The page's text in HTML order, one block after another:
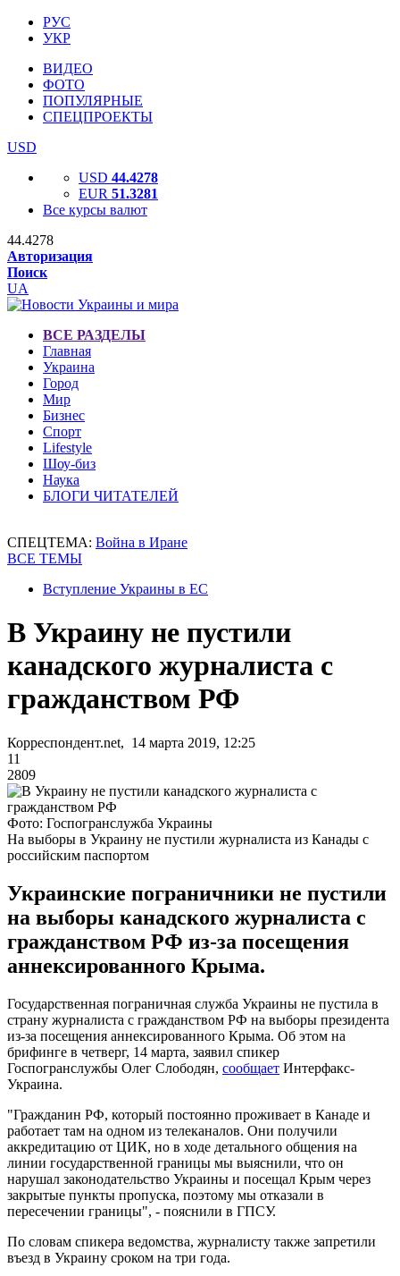
РУС
УКР
ВИДЕО
ФОТО
ПОПУЛЯРНЫЕ
СПЕЦПРОЕКТЫ
USD
USD 44.4278
EUR 51.3281
Все курсы валют
44.4278
Авторизация
Поиск
UA
ВСЕ РАЗДЕЛЫ
Главная
Украина
Город
Мир
Бизнес
Спорт
Lifestyle
Шоу-биз
Наука
БЛОГИ ЧИТАТЕЛЕЙ
СПЕЦТЕМА: Война в Иране
ВСЕ ТЕМЫ
Вступление Украины в ЕС
В Украину не пустили
канадского журналиста с
гражданством РФ
Корреспондент.net, 14 марта 2019, 12:25
11
2809
Фото: Госпогранслужба Украины
На выборы в Украину не пустили журналиста из Канады с
российским паспортом
Украинские пограничники не пустили
на выборы канадского журналиста с
гражданством РФ из-за посещения
аннексированного Крыма.
Государственная пограничная служба Украины не пустила в
страну журналиста с гражданством РФ на выборы президента
из-за посещения аннексированного Крыма. Об этом на
брифинге в четверг, 14 марта, заявил спикер
Госпогранслужбы Олег Слободян, сообщает Интерфакс-
Украина.
"Гражданин РФ, который постоянно проживает в Канаде и
работает там на одном из телеканалов. Они получили
аккредитацию от ЦИК, но в ходе детального общения на
линии государственной границы мы выяснили, что он
нарушал законодательство Украины и посещал Крым через
закрытые пункты пропуска, поэтому мы отказали в
пересечении границы", - пояснили в ГПСУ.
По словам спикера ведомства, журналисту также запретили
въезд в Украину сроком на три года.